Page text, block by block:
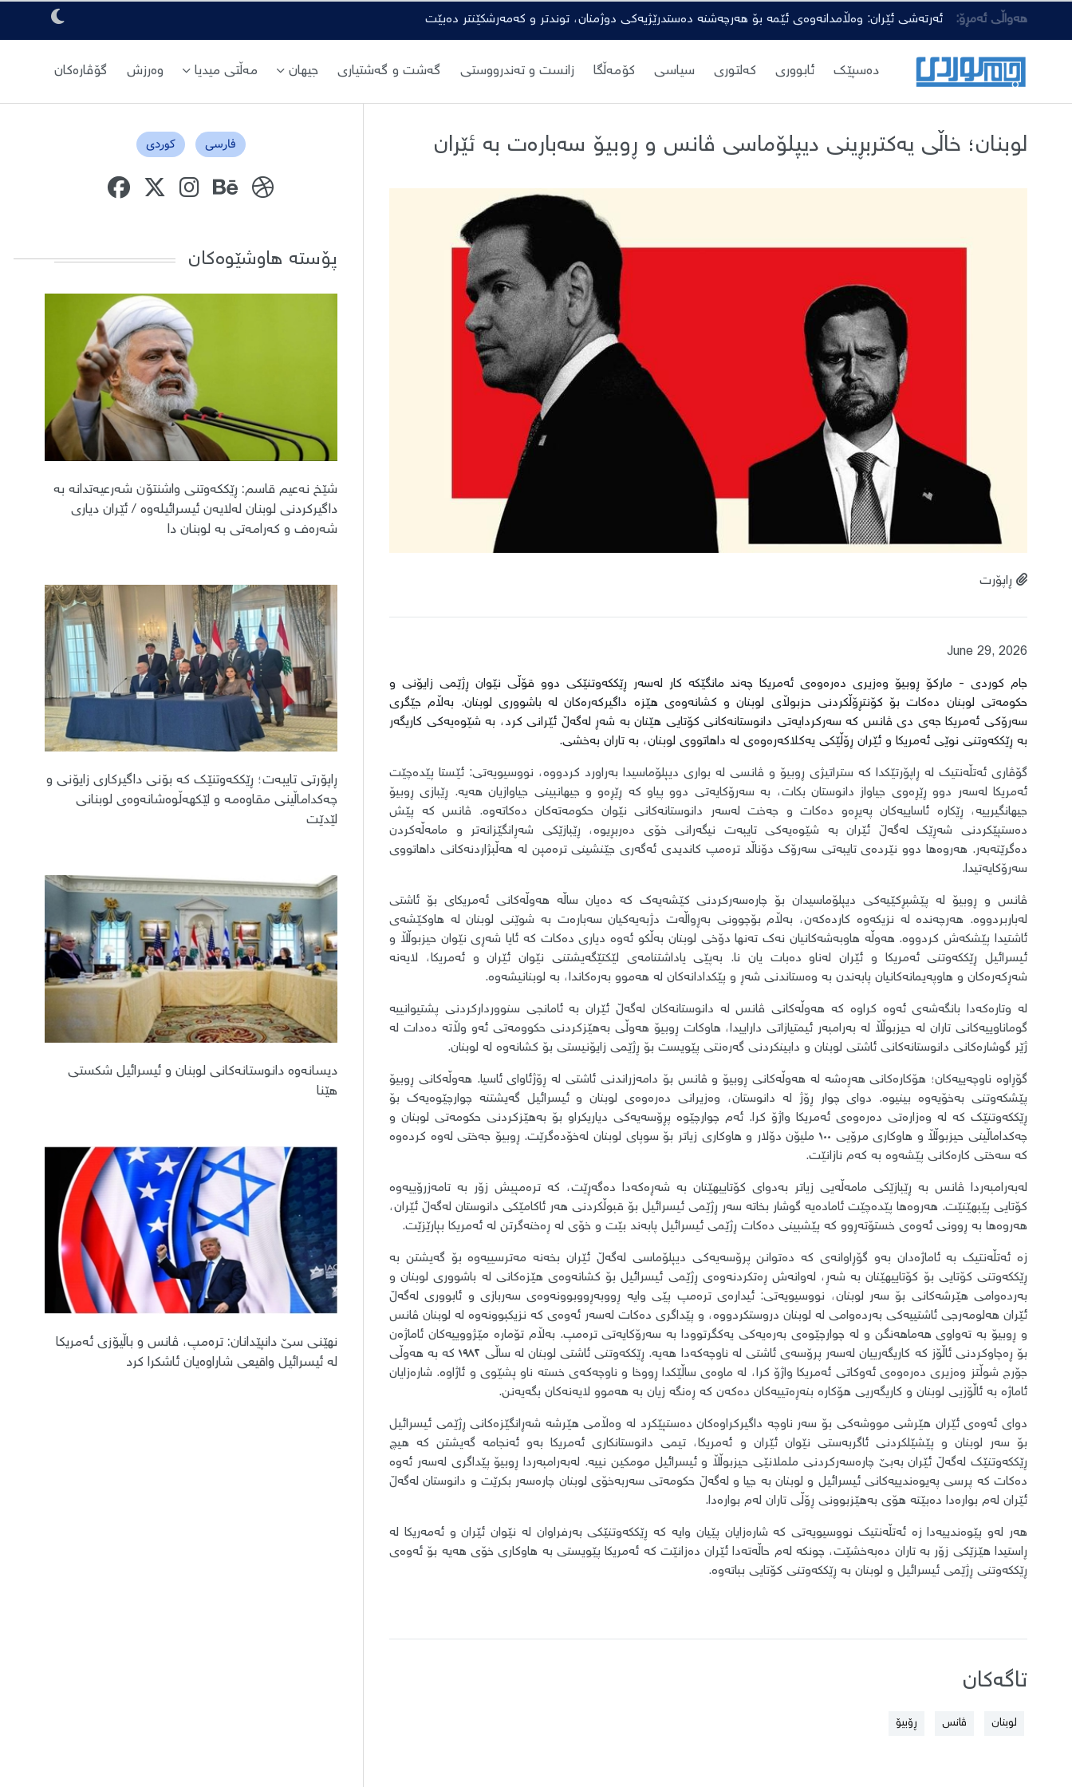
هەواڵی ئەمڕۆ: ئەرتەشی ئێران: وەڵامدانەوەی ئێمە بۆ هەرچەشنە دەستدرێژیەکی دوژمنان، توندتر و کەمەرشکێنتر دەبێت
دەسپێك ئابووری کەلتوری سیاسی کۆمەڵگا زانست و تەندرووستی گەشت و گەشتیاری جیهان مەڵتی میدیا وەرزش گۆڤارەکان
لوبنان؛ خاڵی یەکتربڕینی دیپلۆماسی ڤانس و ڕوبیۆ سەبارەت بە ئێران
ڕاپۆرت
June 29, 2026
جام کوردی - مارکۆ ڕوبیۆ وەزیری دەرەوەی ئەمریکا چەند مانگێکە کار لەسەر ڕێککەوتنێکی دوو قۆڵی نێوان ڕژێمی زایۆنی و
حکومەتی لوبنان دەکات بۆ کۆنتڕۆڵکردنی حزبوڵای لوبنان و کشانەوەی هێزە داگیرکەرەکان لە باشووری لوبنان. بەڵام جێگری
سەرۆکی ئەمریکا جەی دی ڤانس کە سەرکردایەتی دانوستانەکانی کۆتایی هێنان بە شەڕ لەگەڵ ئێرانی کرد، بە شێوەیەکی کاریگەر
بە ڕێککەوتنی نوێی ئەمریکا و ئێران ڕۆڵێکی یەکلاکەرەوەی لە داهاتووی لوبنان، بە تاران بەخشی.
گۆڤاری ئەتڵەنتیک لە ڕاپۆرتێکدا کە ستراتیژی ڕوبیۆ و ڤانسی لە بواری دیپلۆماسیدا بەراورد کردووە، نووسیویەتی: ئێستا پێدەچێت
ئەمریکا لەسەر دوو ڕێڕەوی جیاواز دانوستان بکات، بە سەرۆکایەتی دوو پیاو کە ڕێڕەو و جیهانبینی جیاوازیان هەیە. ڕێبازی ڕوبیۆ
جیهانگیرییە، ڕێکارە ئاساییەکان پەیڕەو دەکات و جەخت لەسەر دانوستانەکانی نێوان حکومەتەکان دەکاتەوە. ڤانس کە پێش
دەستپێکردنی شەڕێک لەگەڵ ئێران بە شێوەیەکی تایبەت نیگەرانی خۆی دەربڕیوە، ڕێبازێکی شەڕانگێزانەتر و مامەڵەکردن
دەگرێتەبەر. هەروەها دوو نێردەی تایبەتی سەرۆک دۆناڵد ترەمپ کاندیدی ئەگەری جێنشینی ترەمپن لە هەڵبژاردنەکانی داهاتووی
سەرۆکایەتیدا.
ڤانس و ڕوبیۆ لە پێشبڕکێیەکی دیپلۆماسیدان بۆ چارەسەرکردنی کێشەیەک کە دەیان ساڵە هەوڵەکانی ئەمریکای بۆ ئاشتی
لەباربردووە. هەرچەندە لە نزیکەوە کاردەکەن، بەڵام بۆچوونی بەڕواڵەت دژبەیەکیان سەبارەت بە شوێنی لوبنان لە هاوکێشەی
ئاشتیدا پێشکەش کردووە. هەوڵە هاوبەشەکانیان نەک تەنها دۆخی لوبنان بەڵکو ئەوە دیاری دەکات کە ئایا شەڕی نێوان حیزبوڵڵا و
ئیسرائیل ڕێککەوتنی ئەمریکا و ئێران لەناو دەبات یان نا. بەپێی یاداشتنامەی لێکتێگەیشتنی نێوان ئێران و ئەمریکا، لایەنە
شەڕکەرەکان و هاوپەیمانەکانیان پابەندن بە وەستاندنی شەڕ و پێکدادانەکان لە هەموو بەرەکاندا، بە لوبنانیشەوە.
لە وتارەکەدا بانگەشەی ئەوە کراوە کە هەوڵەکانی ڤانس لە دانوستانەکان لەگەڵ ئێران بە ئامانجی سنووردارکردنی پشتیوانییە
گوماناوییەکانی تاران لە حیزبوڵڵا لە بەرامبەر ئیمتیازاتی داراییدا، هاوکات ڕوبیۆ هەوڵی بەهێزکردنی حکوومەتی ئەو وڵاتە دەدات لە
ژێر گوشارەکانی دانوستانەکانی ئاشتی لوبنان و دابینکردنی گەرەنتی پێویست بۆ ڕژێمی زایۆنیستی بۆ کشانەوە لە لوبنان.
گۆڕاوە ناوچەییەکان؛ هۆکارەکانی هەڕەشە لە هەوڵەکانی ڕوبیۆ و ڤانس بۆ دامەزراندنی ئاشتی لە ڕۆژئاوای ئاسیا. هەوڵەکانی ڕوبیۆ
پێشکەوتنی بەخۆیەوە بینیوە. دوای چوار ڕۆژ لە دانوستان، وەزیرانی دەرەوەی لوبنان و ئیسرائیل گەیشتنە چوارچێوەیەک بۆ
ڕێککەوتنێک کە لە وەزارەتی دەرەوەی ئەمریکا واژۆ کرا. ئەم چوارچێوە پڕۆسەیەکی دیاریکراو بۆ بەهێزکردنی حکومەتی لوبنان و
چەکداماڵینی حیزبوڵڵا و هاوکاری مرۆیی ١٠٠ ملیۆن دۆلار و هاوکاری زیاتر بۆ سوپای لوبنان لەخۆدەگرێت. ڕوبیۆ جەختی لەوە کردەوە
کە سەختی کارەکانی پێشەوە بە کەم نازانێت.
لەبەرامبەردا ڤانس بە ڕێبازێکی مامەڵەیی زیاتر بەدوای کۆتاییهێنان بە شەڕەکەدا دەگەڕێت، کە ترەمپیش زۆر بە تامەزرۆییەوە
کۆتایی پێبهێنێت. هەروەها پێدەچێت ئامادەیە گوشار بخاتە سەر ڕژێمی ئیسرائیل بۆ قبوڵکردنی هەر ئاکامێکی دانوستان لەگەڵ ئێران،
هەروەها بە ڕوونی ئەوەی خستۆتەڕوو کە پێشبینی دەکات ڕژێمی ئیسرائیل پابەند بێت و خۆی لە ڕەخنەگرتن لە ئەمریکا بپارێزێت.
زە ئەتڵەنتیک بە ئاماژەدان بەو گۆڕاوانەی کە دەتوانن پرۆسەیەکی دیپلۆماسی لەگەڵ ئێران بخەنە مەترسییەوە بۆ گەیشتن بە
ڕێککەوتنی کۆتایی بۆ کۆتاییهێنان بە شەڕ، لەوانەش ڕەتکردنەوەی ڕژێمی ئیسرائیل بۆ کشانەوەی هێزەکانی لە باشووری لوبنان و
بەردەوامی هێرشەکانی بۆ سەر لوبنان، نووسیویەتی: ئیدارەی ترەمپ پێی وایە ڕووبەڕووبوونەوەی سەربازی و ئابووری لەگەڵ
ئێران هەلومەرجی ئاشتییەکی بەردەوامی لە لوبنان دروستکردووە، و پێداگری دەکات لەسەر ئەوەی کە نزیکبوونەوە لە لوبنان ڤانس
و ڕوبیۆ بە تەواوی هەماهەنگن و لە چوارچێوەی بەرەیەکی یەکگرتوودا بە سەرۆکایەتی ترەمپ. بەڵام تۆمارە مێژووییەکان ئاماژەن
بۆ ڕەچاوکردنی ئاڵۆز کە کاریگەرییان لەسەر پرۆسەی ئاشتی لە ناوچەکەدا هەیە. ڕێککەوتنی ئاشتی لوبنان لە ساڵی ١٩٨٢ کە بە هەوڵی
جۆرج شوڵتز وەزیری دەرەوەی ئەوکاتی ئەمریکا واژۆ کرا، لە ماوەی ساڵێکدا ڕووخا و ناوچەکەی خستە ناو پشێوی و ئاژاوە. شارەزایان
ئاماژە بە ئاڵۆزیی لوبنان و کاریگەریی هۆکارە بنەڕەتییەکان دەکەن کە ڕەنگە زیان بە هەموو لایەنەکان بگەیەنن.
دوای ئەوەی ئێران هێرشی مووشەکی بۆ سەر ناوچە داگیرکراوەکان دەستپێکرد لە وەڵامی هێرشە شەڕانگێزەکانی ڕژێمی ئیسرائیل
بۆ سەر لوبنان و پێشێلکردنی ئاگربەستی نێوان ئێران و ئەمریکا، تیمی دانوستانکاری ئەمریکا بەو ئەنجامە گەیشتن کە هیچ
ڕێککەوتنێک لەگەڵ ئێران بەبێ چارەسەرکردنی ململانێی حیزبوڵڵا و ئیسرائیل مومکین نییە. لەبەرامبەردا ڕوبیۆ پێداگری لەسەر ئەوە
دەکات کە پرسی پەیوەندییەکانی ئیسرائیل و لوبنان بە جیا و لەگەڵ حکومەتی سەربەخۆی لوبنان چارەسەر بکرێت و دانوستان لەگەڵ
ئێران لەم بوارەدا دەبێتە هۆی بەهێزبوونی ڕۆڵی تاران لەم بوارەدا.
هەر لەو پێوەندییەدا زە ئەتڵەنتیک نووسیویەتی کە شارەزایان پێیان وایە کە ڕێککەوتنێکی بەرفراوان لە نێوان ئێران و ئەمەریکا لە
ڕاستیدا ھێزێکی زۆر بە تاران دەبەخشێت، چونکە لەم حاڵەتەدا ئێران دەزانێت کە ئەمریکا پێویستی بە هاوکاری خۆی ھەیە بۆ ئەوەی
ڕێککەوتنی ڕژێمی ئیسرائیل و لوبنان بە ڕێککەوتنی کۆتایی بباتەوە.
تاگەکان
لوبنان ڤانس ڕۆبیۆ
فارسی کوردی
پۆستە هاوشێوەکان
شێخ نەعیم قاسم: ڕێککەوتنی واشنتۆن شەرعیەتدانە بە
داگیرکردنی لوبنان لەلایەن ئیسرائیلەوە / ئێران دیاری
شەرەف و کەرامەتی بە لوبنان دا
ڕاپۆرتی تایبەت؛ ڕێککەوتنێک کە بۆنی داگیرکاری زایۆنی و
چەکداماڵینی مقاوەمە و لێکهەڵوەشانەوەی لوبنانی
لێدێت
دیسانەوە دانوستانەکانی لوبنان و ئیسرائیل شکستی
هێنا
نهێنی سێ دانپێدانان: ترەمپ، ڤانس و باڵیۆزی ئەمریکا
لە ئیسرائیل واقیعی شاراوەیان ئاشکرا کرد